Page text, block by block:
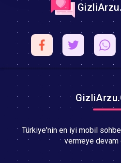
Türkiye'nin en iyi mobil
vermeye devam